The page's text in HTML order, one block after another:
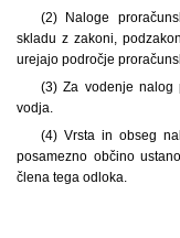
(2) Naloge
skladu z zakoni,
urejajo področje
(3) Za vodenje nalog
vodja.
(4) Vrsta in obseg
posamezno občino
člena tega odloka.